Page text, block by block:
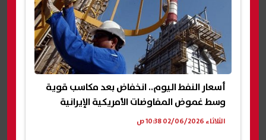
أسعار النفط اليوم.. انخفاض بعد مكاسب قوية
وسط غموض المفاوضات الأمريكية الإيرانية
الثلاثاء 02/06/2026 10:38 ص